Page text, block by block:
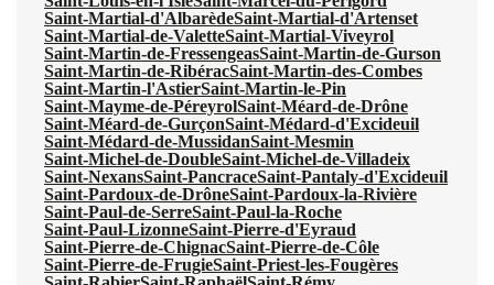
Saint-Martial-d'AlbarèdeSaint-Martial-d'Artenset
Saint-Martial-de-ValetteSaint-Martial-Viveyrol
Saint-Martin-de-FressengeasSaint-Martin-de-Gurson
Saint-Martin-de-RibéracSaint-Martin-des-Combes
Saint-Martin-l'AstierSaint-Martin-le-Pin
Saint-Mayme-de-PéreyrolSaint-Méard-de-Drône
Saint-Méard-de-GurçonSaint-Médard-d'Excideuil
Saint-Médard-de-MussidanSaint-Mesmin
Saint-Michel-de-DoubleSaint-Michel-de-Villadeix
Saint-NexansSaint-PancraceSaint-Pantaly-d'Excideuil
Saint-Pardoux-de-DrôneSaint-Pardoux-la-Rivière
Saint-Paul-de-SerreSaint-Paul-la-Roche
Saint-Paul-LizonneSaint-Pierre-d'Eyraud
Saint-Pierre-de-ChignacSaint-Pierre-de-Côle
Saint-Pierre-de-FrugieSaint-Priest-les-Fougères